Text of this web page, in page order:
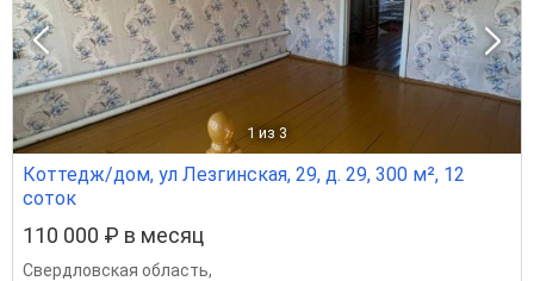
1 из 3
Коттедж/дом, ул Лезгинская, 29, д. 29, 300 м², 12
соток
110 000 ₽ в месяц
Свердловская область,